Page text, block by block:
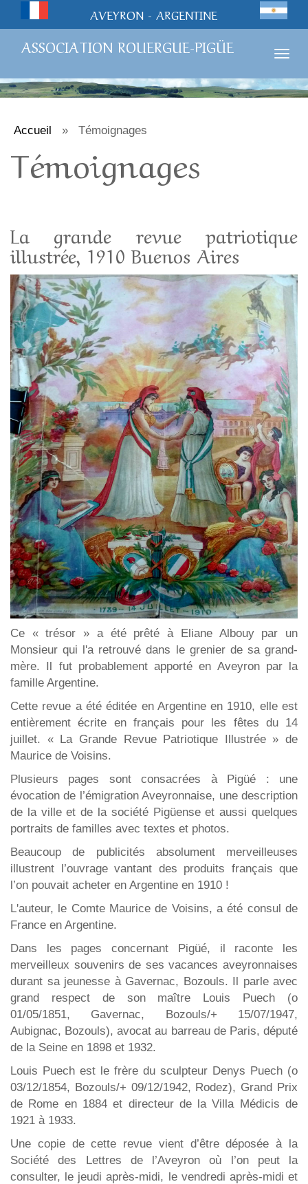
AVEYRON - ARGENTINE
ASSOCIATION ROUERGUE-PIGÜE
Accueil » Témoignages
Témoignages
La grande revue patriotique
illustrée, 1910 Buenos Aires
Ce « trésor » a été prêté à Eliane Albouy par un
Monsieur qui l'a retrouvé dans le grenier de sa grand-
mère. Il fut probablement apporté en Aveyron par la
famille Argentine.
Cette revue a été éditée en Argentine en 1910, elle est
entièrement écrite en français pour les fêtes du 14
juillet. « La Grande Revue Patriotique Illustrée » de
Maurice de Voisins.
Plusieurs pages sont consacrées à Pigüé : une
évocation de l’émigration Aveyronnaise, une description
de la ville et de la société Pigüense et aussi quelques
portraits de familles avec textes et photos.
Beaucoup de publicités absolument merveilleuses
illustrent l’ouvrage vantant des produits français que
l’on pouvait acheter en Argentine en 1910 !
L'auteur, le Comte Maurice de Voisins, a été consul de
France en Argentine.
Dans les pages concernant Pigüé, il raconte les
merveilleux souvenirs de ses vacances aveyronnaises
durant sa jeunesse à Gavernac, Bozouls. Il parle avec
grand respect de son maître Louis Puech (o
01/05/1851, Gavernac, Bozouls/+ 15/07/1947,
Aubignac, Bozouls), avocat au barreau de Paris, député
de la Seine en 1898 et 1932.
Louis Puech est le frère du sculpteur Denys Puech (o
03/12/1854, Bozouls/+ 09/12/1942, Rodez), Grand Prix
de Rome en 1884 et directeur de la Villa Médicis de
1921 à 1933.
Une copie de cette revue vient d’être déposée à la
Société des Lettres de l’Aveyron où l’on peut la
consulter, le jeudi après-midi, le vendredi après-midi et